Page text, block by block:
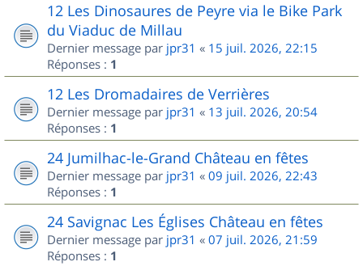
12 Les Dinosaures de Peyre via le Bike Park
du Viaduc de Millau
Dernier message par jpr31 « 15 juil. 2026, 22:15
Réponses : 1
12 Les Dromadaires de Verrières
Dernier message par jpr31 « 13 juil. 2026, 20:54
Réponses : 1
24 Jumilhac-le-Grand Château en fêtes
Dernier message par jpr31 « 09 juil. 2026, 22:43
Réponses : 1
24 Savignac Les Églises Château en fêtes
Dernier message par jpr31 « 07 juil. 2026, 21:59
Réponses : 1